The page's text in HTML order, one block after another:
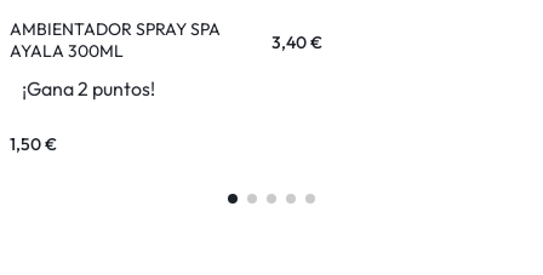
AMBIENTADOR SPRAY SPA
AYALA 300ML
¡Gana 2 puntos!
1,50€
3,40€